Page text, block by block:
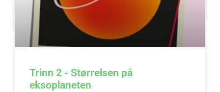
Trinn 2 - Størrelsen på
eksoplaneten